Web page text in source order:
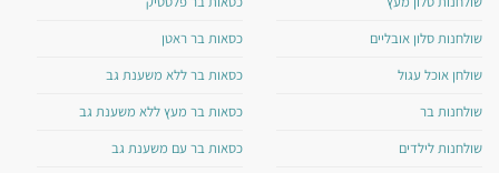
שולחנות סלון אובליים
שולחן אוכל עגול
שולחנות בר
שולחנות לילדים
כסאות בר ראטן
כסאות בר ללא משענת גב
כסאות בר מעץ ללא משענת גב
כסאות בר עם משענת גב